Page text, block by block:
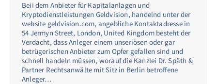
Beii dem Anbieter für Kapitalanlagen und
Kryptodienstleistungen Geldvision, handelnd unter der
website geldvision.com, angebliche Kontaktadresse in
54 Jermyn Street, London, United Kingdom besteht der
Verdacht, dass Anleger einem unseriösen oder gar
betrügerischen Anbieter zum Opfer gefallen sind und
schnell handeln müssen, worauf die Kanzlei Dr. Späth &
Partner Rechtsanwälte mit Sitz in Berlin betroffene
Anleger…